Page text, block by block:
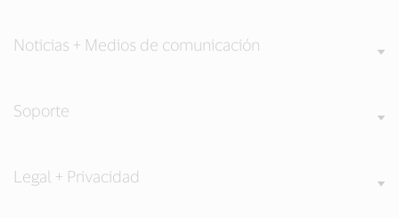
Noticias + Medios de comunicación
Soporte
Legal + Privacidad